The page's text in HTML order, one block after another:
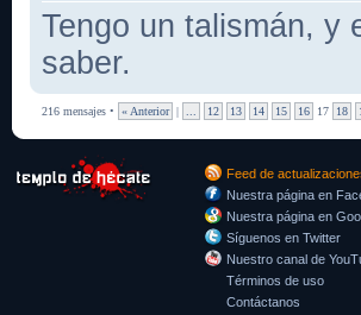
Tengo un talismán, y
saber.
216 mensajes • « Anterior | 12 13 14 15 16 17 18
Feed de
Nuestra página en
Nuestra página en
Síguenos en Twitter
Nuestro canal de
Términos de uso
Contáctanos